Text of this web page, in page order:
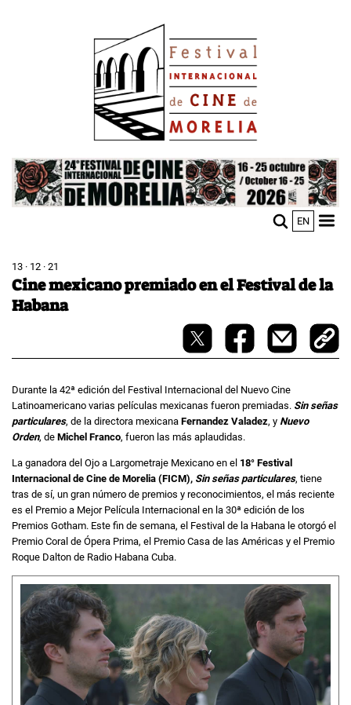
Image
EN
13 · 12 · 21
Cine mexicano premiado en el Festival de la
Habana
Durante la 42ª edición del Festival Internacional del Nuevo Cine
Latinoamericano varias películas mexicanas fueron premiadas. Sin señas
particulares, de la directora mexicana Fernandez Valadez, y Nuevo
Orden, de Michel Franco, fueron las más aplaudidas.
La ganadora del Ojo a Largometraje Mexicano en el 18° Festival
Internacional de Cine de Morelia (FICM), Sin señas particulares, tiene
tras de sí, un gran número de premios y reconocimientos, el más reciente
es el Premio a Mejor Película Internacional en la 30ª edición de los
Premios Gotham. Este fin de semana, el Festival de la Habana le otorgó el
Premio Coral de Ópera Prima, el Premio Casa de las Américas y el Premio
Roque Dalton de Radio Habana Cuba.